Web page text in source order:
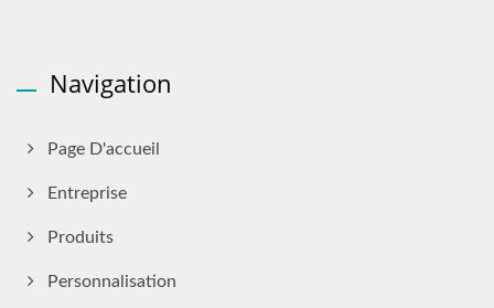
Navigation
Page D'accueil
Entreprise
Produits
Personnalisation